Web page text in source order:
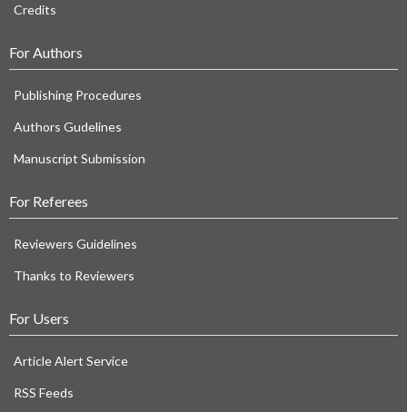
Credits
For Authors
Publishing Procedures
Authors Gudelines
Manuscript Submission
For Referees
Reviewers Guidelines
Thanks to Reviewers
For Users
Article Alert Service
RSS Feeds